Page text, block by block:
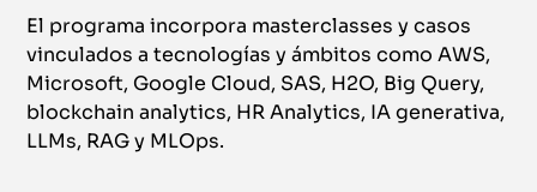
El programa incorpora masterclasses y casos
vinculados a tecnologías y ámbitos como AWS,
Microsoft, Google Cloud, SAS, H2O, Big Query,
blockchain analytics, HR Analytics, IA generativa,
LLMs, RAG y MLOps.